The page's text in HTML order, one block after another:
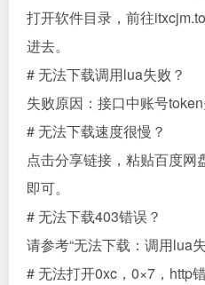
打开软件目录，前往
进去。
# 无法下载调用lua失败？
失败原因：接口中账号
# 无法下载速度很慢？
点击分享链接，粘贴百度网
即可。
# 无法下载403错误？
请参考“无法下载：调用lua
# 无法打开0xc，0×7，http